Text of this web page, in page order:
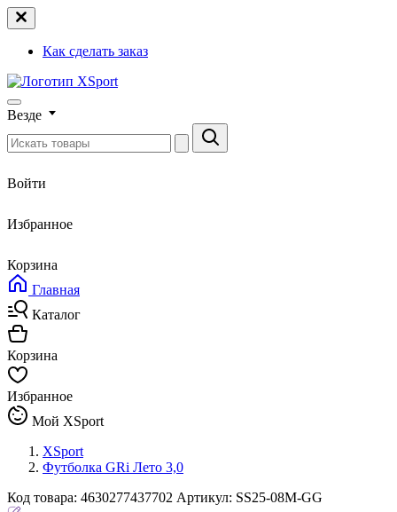
Как сделать заказ
Везде
Войти
Избранное
Корзина
Главная
Каталог
Корзина
Избранное
Мой XSport
XSport
Футболка GRi Лето 3,0
Код товара: 4630277437702 Артикул: SS25-08M-GG